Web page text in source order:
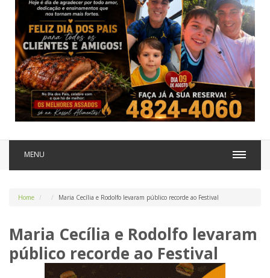
MENU
Home Maria Cecília e Rodolfo levaram público recorde ao Festival
Maria Cecília e Rodolfo levaram
público recorde ao Festival